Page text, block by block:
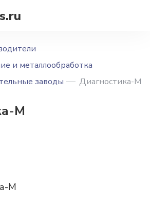
и металлообработка
заводы
Диагностика-М
М